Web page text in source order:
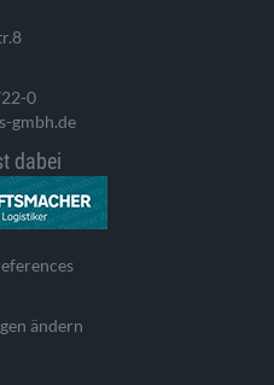
0
gmbh.de
dabei
ändern